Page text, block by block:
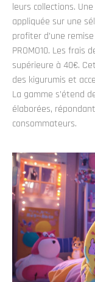
leurs collections.
appliquée sur une
profiter d’une
PROMO10. Les
supérieure à 40€.
des kigurumis et
La gamme s’étend
élaborées,
consommateurs.